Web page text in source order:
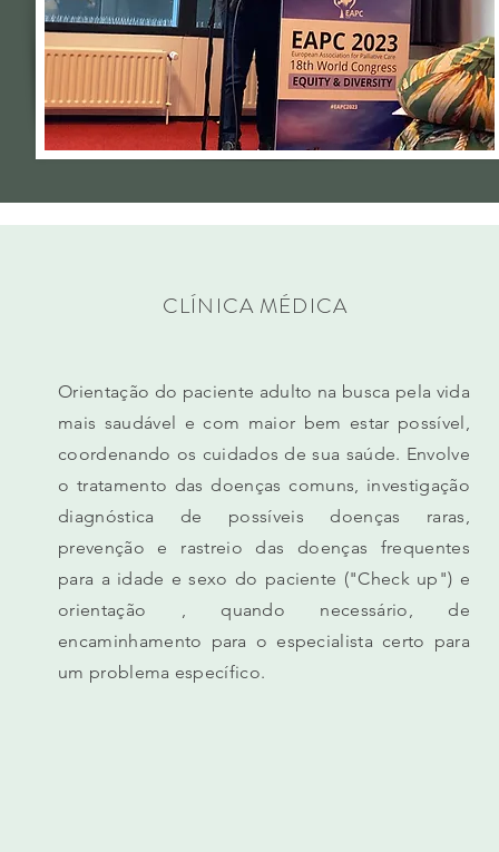
CLÍNICA MÉDICA
Orientação do paciente adulto na busca pela vida
mais saudável e com maior bem estar possível,
coordenando os cuidados de sua saúde. Envolve
o tratamento das doenças comuns, investigação
diagnóstica de possíveis doenças raras,
prevenção e rastreio das doenças frequentes
para a idade e sexo do paciente ("Check up") e
orientação , quando necessário, de
encaminhamento para o especialista certo para
um problema específico.